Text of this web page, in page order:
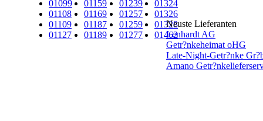
01099
01108
01109
01127
01159
01169
01187
01189
01239
01257
01259
01277
01324
01326
01328
01462
Neuste Lieferanten
Lenhardt AG
Getr?nkeheimat oHG
Late-Night-Getr?nke
Amano